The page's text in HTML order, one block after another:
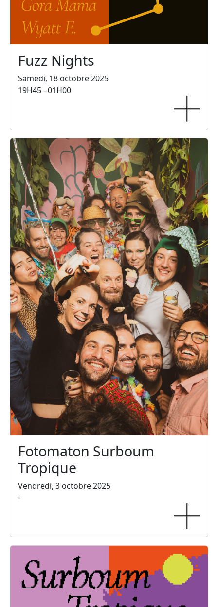
Fuzz Nights
Samedi, 18 octobre 2025
19H45 - 01H00
Fotomaton Surboum
Tropique
Vendredi, 3 octobre 2025
-